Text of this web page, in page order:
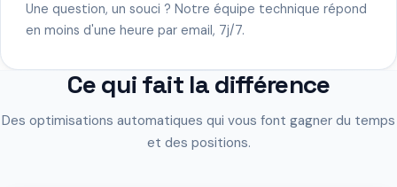
Une question, un souci ? Notre équipe technique répond
en moins d'une heure par email, 7j/7.
Ce qui fait la différence
Des optimisations automatiques qui vous font gagner du temps
et des positions.